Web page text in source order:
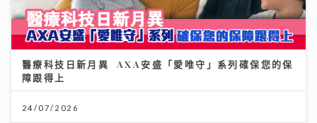
醫療科技日新月異 AXA安盛「愛唯守」系列確保您的保
障跟得上
24/07/2026